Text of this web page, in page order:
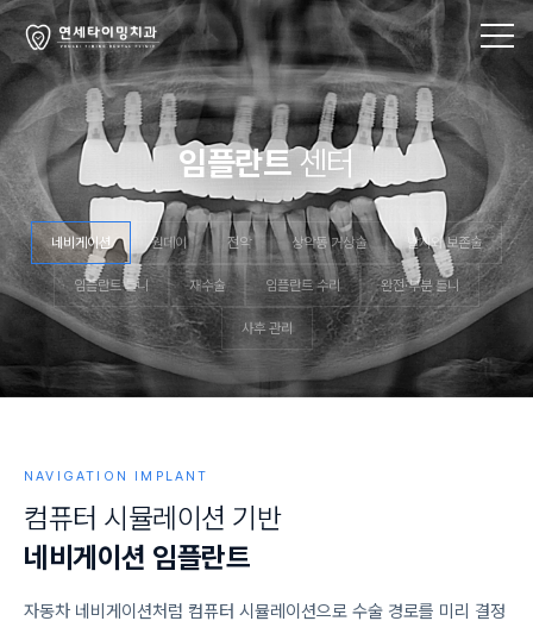
임플란트센터
네비게이션 원데이 전악 상악동 거상술 발치와 보존술
임플란트 틀니 재수술 임플란트 수리 완전·부분 틀니
사후 관리
NAVIGATION IMPLANT
컴퓨터 시뮬레 이션 기 반
네 비게 이션 임플란트
자동차 네비게이션처럼 컴퓨터 시뮬레이션으로 수술 경로를 미리 결정